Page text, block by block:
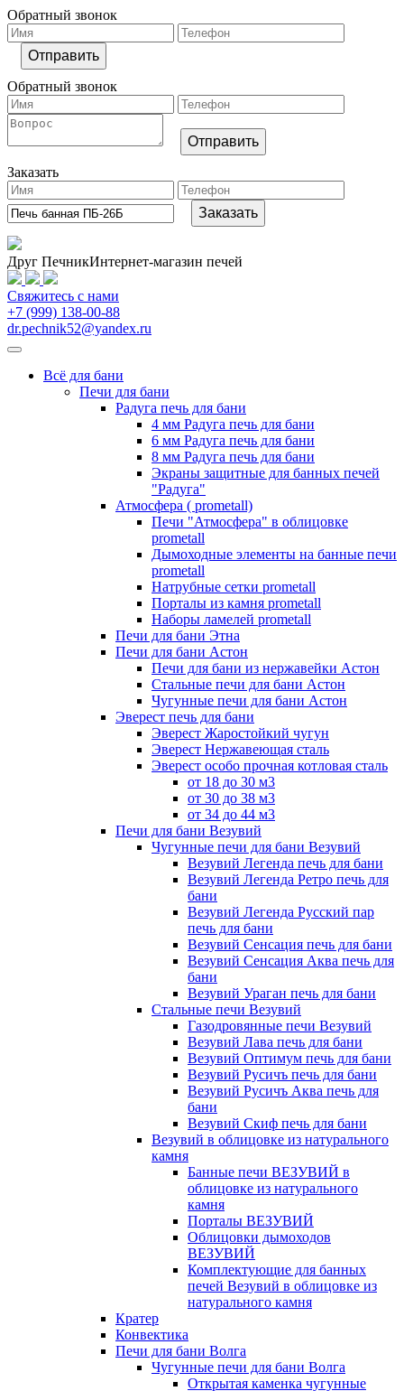
Обратный звонок
Обратный звонок
Заказать
Друг ПечникИнтернет-магазин печей
Свяжитесь с нами
+7 (999) 138-00-88
dr.pechnik52@yandex.ru
Всё для бани
Печи для бани
Радуга печь для бани
4 мм Радуга печь для бани
6 мм Радуга печь для бани
8 мм Радуга печь для бани
Экраны защитные для банных печей
"Радуга"
Атмосфера ( prometall)
Печи "Атмосфера" в облицовке
prometall
Дымоходные элементы на банные печи
prometall
Натрубные сетки prometall
Порталы из камня prometall
Наборы ламелей prometall
Печи для бани Этна
Печи для бани Астон
Печи для бани из нержавейки Астон
Стальные печи для бани Астон
Чугунные печи для бани Астон
Эверест печь для бани
Эверест Жаростойкий чугун
Эверест Нержавеющая сталь
Эверест особо прочная котловая сталь
от 18 до 30 м3
от 30 до 38 м3
от 34 до 44 м3
Печи для бани Везувий
Чугунные печи для бани Везувий
Везувий Легенда печь для бани
Везувий Легенда Ретро печь для
бани
Везувий Легенда Русский пар
печь для бани
Везувий Сенсация печь для бани
Везувий Сенсация Аква печь для
бани
Везувий Ураган печь для бани
Стальные печи Везувий
Газодровянные печи Везувий
Везувий Лава печь для бани
Везувий Оптимум печь для бани
Везувий Русичъ печь для бани
Везувий Русичъ Аква печь для
бани
Везувий Скиф печь для бани
Везувий в облицовке из натурального
камня
Банные печи ВЕЗУВИЙ в
облицовке из натурального
камня
Порталы ВЕЗУВИЙ
Облицовки дымоходов
ВЕЗУВИЙ
Комплектующие для банных
печей Везувий в облицовке из
натурального камня
Кратер
Конвектика
Печи для бани Волга
Чугунные печи для бани Волга
Открытая каменка чугунные